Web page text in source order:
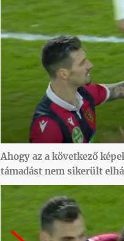
Ahogy az a következő
támadást nem sikerült